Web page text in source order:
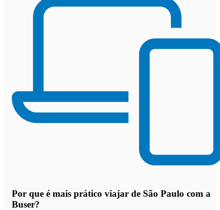
Por que é mais prático viajar de São Paulo com a
Buser?